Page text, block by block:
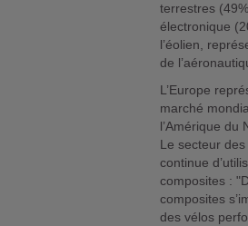
terrestres
électronique
l’éolien,
de
L’Europe
marché
l’Amérique du
Le secteur
continue
composites :
composites
des vélos